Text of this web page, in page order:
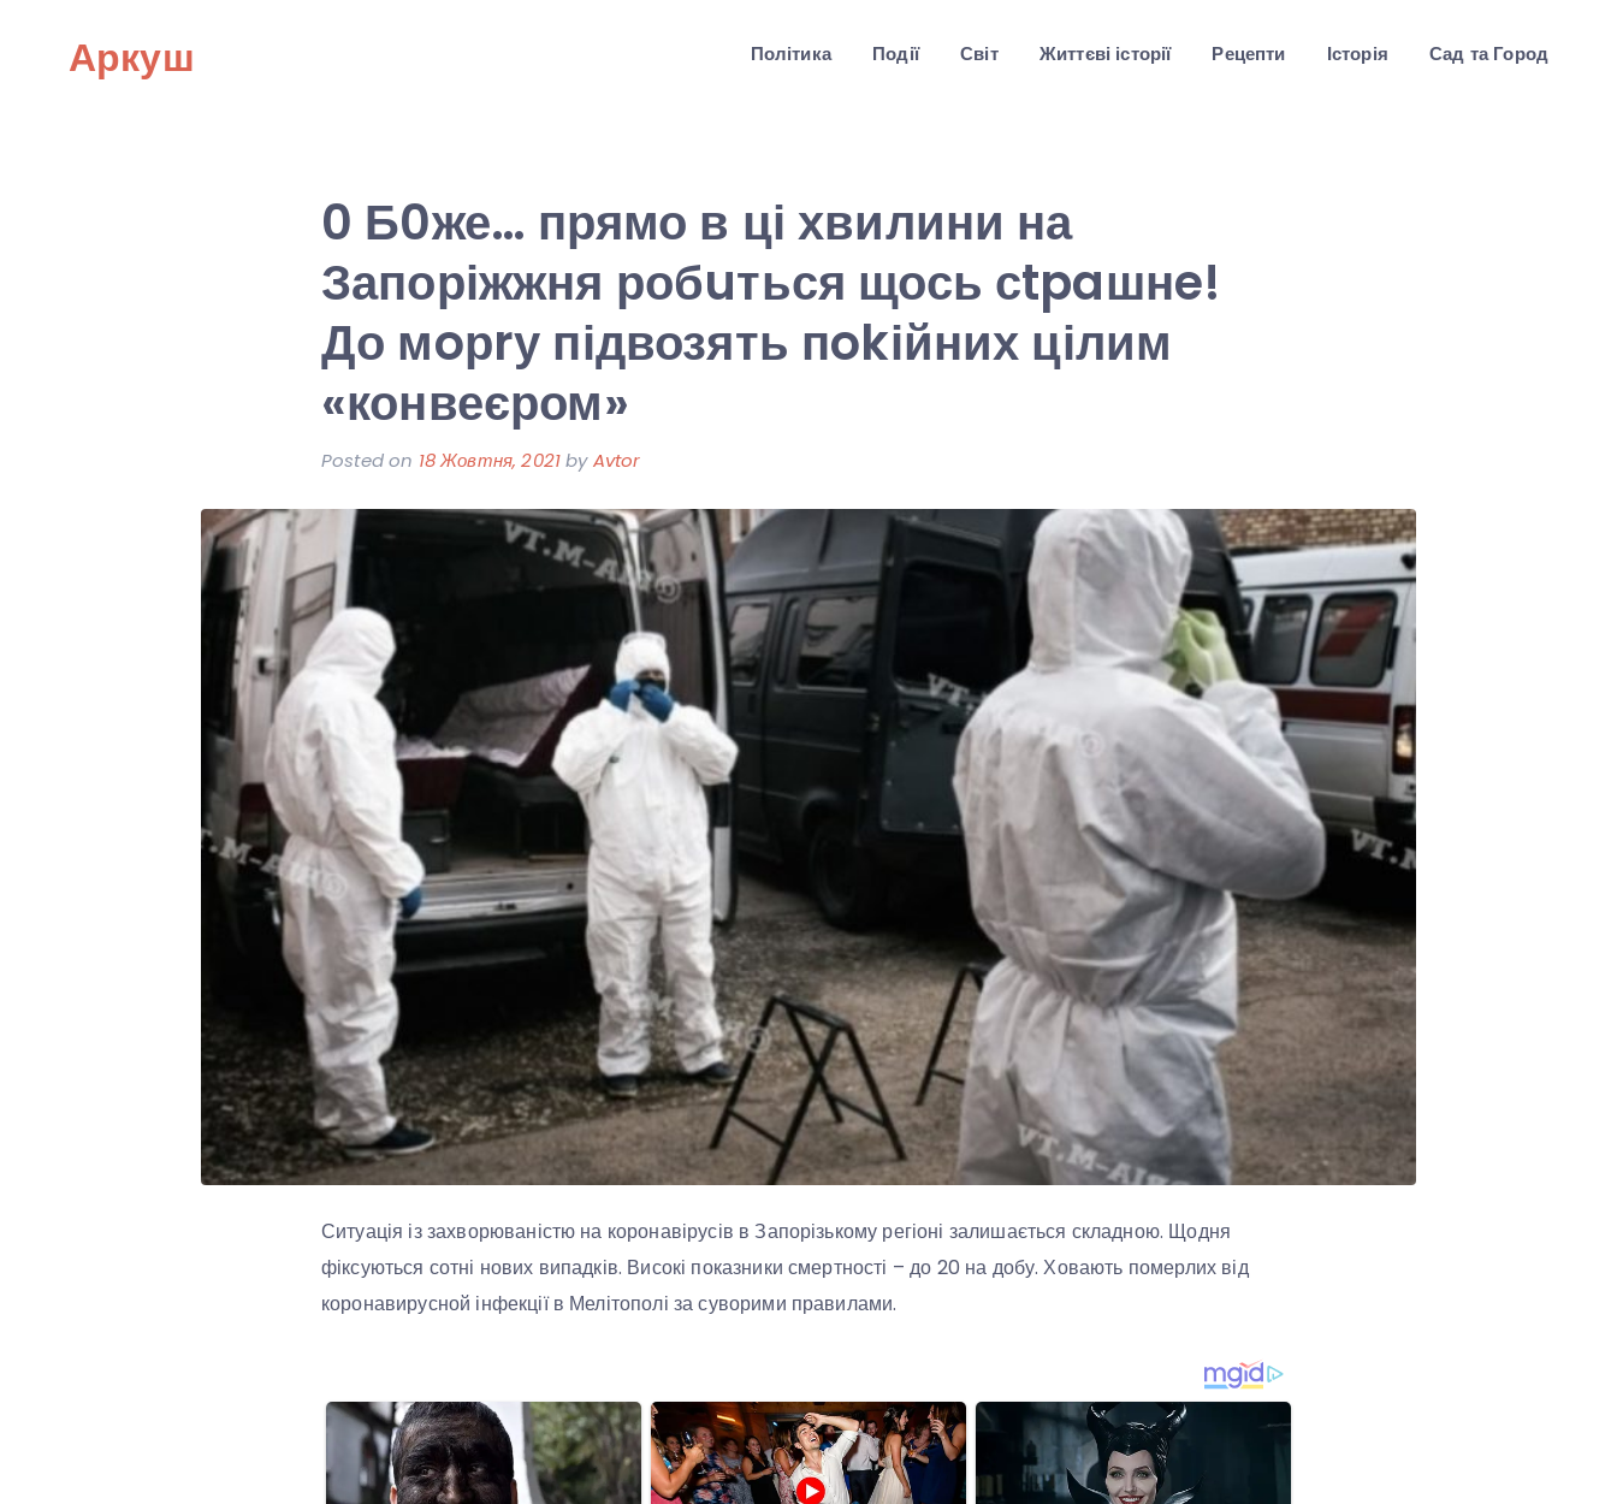
Аркуш Політика Події Світ Життєві історії Рецепти Історія Сад та Город
0 Б0же… прямо в ці хвилини на
Запоріжжня робuться щось сtpaшнe!
До мoрrу підвозять пokійних цілим
«конвеєром»
Posted on 18 Жовтня, 2021byAvtor
Ситуація із захворюваністю на коронавірусів в Запорізькому регіоні залишається складною. Щодня
фіксуються сотні нових випадків. Високі показники смертності – до 20 на добу. Ховають померлих від
коронавирусной інфекції в Мелітополі за суворими правилами.